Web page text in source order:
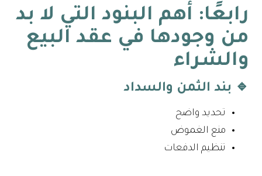
رابعًا: أهم البنود التي لا بد
من وجودها في عقد البيع
والشراء
🔹 بند الثمن والسداد
تحديد واضح
منع الغموض
تنظيم الدفعات